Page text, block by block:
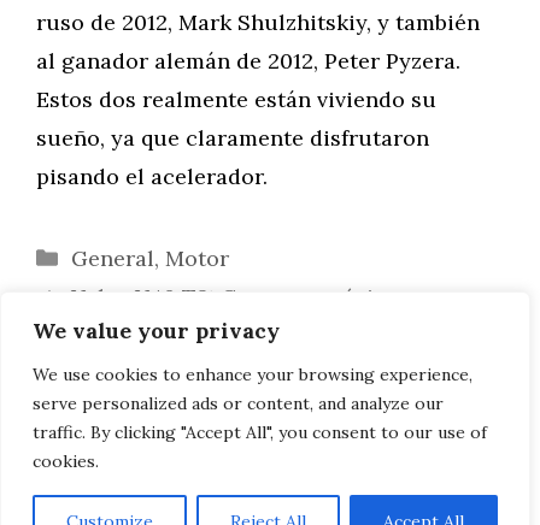
We value your privacy
We use cookies to enhance your browsing experience,
serve personalized ads or content, and analyze our
traffic. By clicking "Accept All", you consent to our use of
cookies.
ruso de 2012, Mark Shulzhitskiy, y también
al ganador alemán de 2012, Peter Pyzera.
Estos dos realmente están viviendo su
sueño, ya que claramente disfrutaron
pisando el acelerador.
Categorías
General, Motor
Volvo V40 T2: Consumo mínimo con
máxima seguridad
EE.UU.: 100.000 dólares de recargo para
los clientes del BMW i8 en apuros